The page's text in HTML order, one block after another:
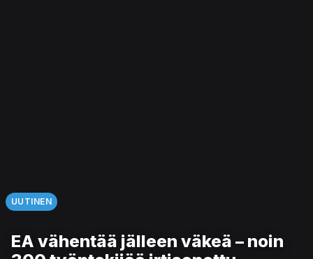
UUTINEN
EA vähentää jälleen väkeä – noin